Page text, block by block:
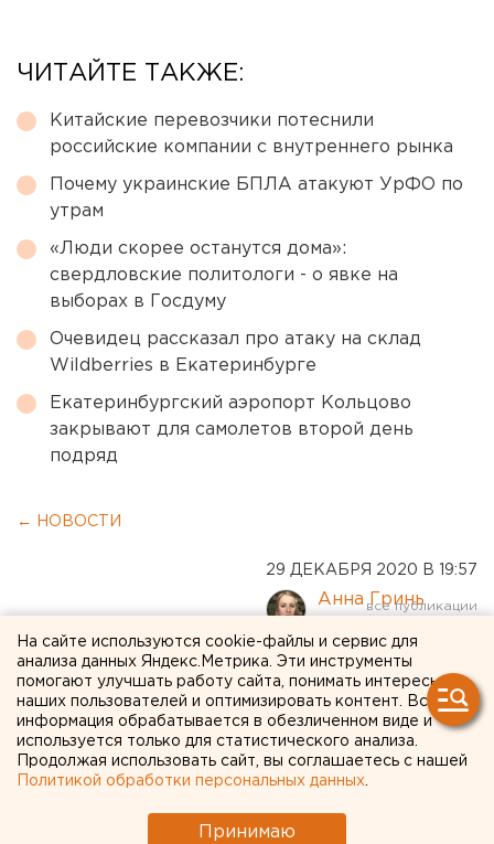
ЧИТАЙТЕ ТАКЖЕ:
Китайские перевозчики потеснили
российские компании с внутреннего рынка
Почему украинские БПЛА атакуют УрФО по
утрам
«Люди скорее останутся дома»:
свердловские политологи - о явке на
выборах в Госдуму
Очевидец рассказал про атаку на склад
Wildberries в Екатеринбурге
Екатеринбургский аэропорт Кольцово
закрывают для самолетов второй день
подряд
← НОВОСТИ
29 ДЕКАБРЯ 2020 В 19:57
Анна Гринь
«В марте мы получим не
менее 500 тысяч доз
вакцины»: последнее
заявление свердловских
властей о коронавирусе
На сайте используются cookie-файлы и сервис для
анализа данных Яндекс.Метрика. Эти инструменты
помогают улучшать работу сайта, понимать интересы
наших пользователей и оптимизировать контент. Вся
информация обрабатывается в обезличенном виде и
используется только для статистического анализа.
Продолжая использовать сайт, вы соглашаетесь с нашей
Политикой обработки персональных данных
Принимаю